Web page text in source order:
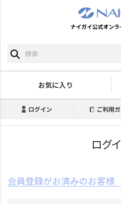
ナイガイ公式オン
お気に入り
ログイン ご利用
ログ
会員登録がお済みのお客様